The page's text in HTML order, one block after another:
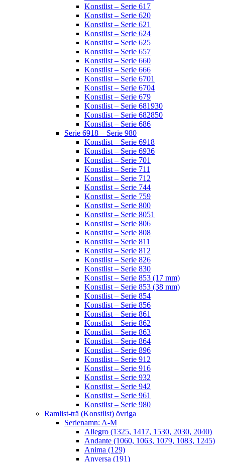
Konstlist – Serie 617
Konstlist – Serie 620
Konstlist – Serie 621
Konstlist – Serie 624
Konstlist – Serie 625
Konstlist – Serie 657
Konstlist – Serie 660
Konstlist – Serie 666
Konstlist – Serie 6701
Konstlist – Serie 6704
Konstlist – Serie 679
Konstlist – Serie 681930
Konstlist – Serie 682850
Konstlist – Serie 686
Serie 6918 – Serie 980
Konstlist – Serie 6918
Konstlist – Serie 6936
Konstlist – Serie 701
Konstlist – Serie 711
Konstlist – Serie 712
Konstlist – Serie 744
Konstlist – Serie 759
Konstlist – Serie 800
Konstlist – Serie 8051
Konstlist – Serie 806
Konstlist – Serie 808
Konstlist – Serie 811
Konstlist – Serie 812
Konstlist – Serie 826
Konstlist – Serie 830
Konstlist – Serie 853 (17 mm)
Konstlist – Serie 853 (38 mm)
Konstlist – Serie 854
Konstlist – Serie 856
Konstlist – Serie 861
Konstlist – Serie 862
Konstlist – Serie 863
Konstlist – Serie 864
Konstlist – Serie 896
Konstlist – Serie 912
Konstlist – Serie 916
Konstlist – Serie 932
Konstlist – Serie 942
Konstlist – Serie 961
Konstlist – Serie 980
Ramlist-trä (Konstlist) övriga
Serienamn: A-M
Allegro (1325, 1417, 1530, 2030, 2040)
Andante (1060, 1063, 1079, 1083, 1245)
Anima (129)
Anversa (191)